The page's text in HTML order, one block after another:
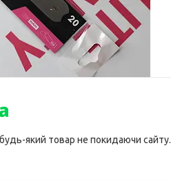
який товар не покидаючи сайту.